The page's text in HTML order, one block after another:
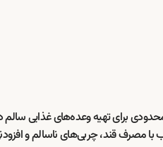
برای تهیه وعده‌های غذایی سالم
با مصرف قند، چربی‌های ناسالم و